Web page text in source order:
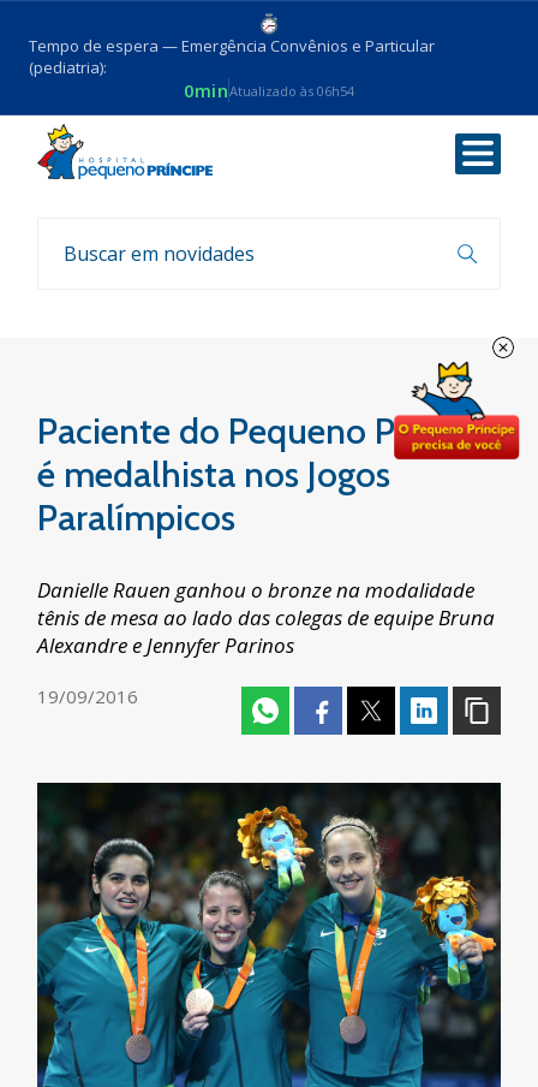
Tempo de espera — Emergência Convênios e Particular
(pediatria):
0minAtualizado às 06h54
Voltar
Notícias
Paciente do Pequeno Príncipe
é medalhista nos Jogos
Paralímpicos
Danielle Rauen ganhou o bronze na modalidade
tênis de mesa ao lado das colegas de equipe Bruna
Alexandre e Jennyfer Parinos
19/09/2016